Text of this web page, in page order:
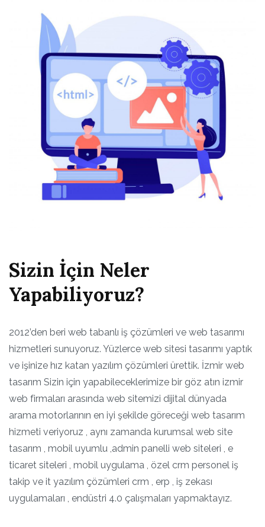
Sizin İçin Neler
Yapabiliyoruz?
2012’den beri web tabanlı iş çözümleri ve web tasarımı
hizmetleri sunuyoruz. Yüzlerce web sitesi tasarımı yaptık
ve işinize hız katan yazılım çözümleri ürettik. İzmir web
tasarım Sizin için yapabileceklerimize bir göz atın izmir
web firmaları arasında web sitemizi dijital dünyada
arama motorlarının en iyi şekilde göreceği web tasarım
hizmeti veriyoruz , aynı zamanda kurumsal web site
tasarım , mobil uyumlu ,admin panelli web siteleri , e
ticaret siteleri , mobil uygulama , özel crm personel iş
takip ve it yazılım çözümleri crm , erp , iş zekası
uygulamaları , endüstri 4.0 çalışmaları yapmaktayız.